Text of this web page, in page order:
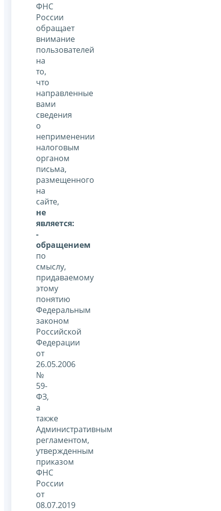
ФНС
России
обращает
внимание
пользователей
на
то,
что
направленные
вами
сведения
о
неприменении
налоговым
органом
письма,
размещенного
на
сайте,
не
является:
-
обращением
по
смыслу,
придаваемому
этому
понятию
Федеральным
законом
Российской
Федерации
от
26.05.2006
№
59-
ФЗ,
а
также
Административным
регламентом,
утвержденным
приказом
ФНС
России
от
08.07.2019